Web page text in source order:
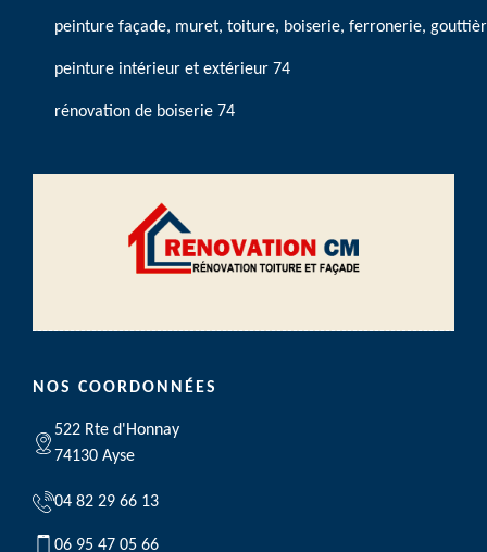
peinture façade, muret, toiture, boiserie, ferronerie,
peinture intérieur et extérieur 74
rénovation de boiserie 74
NOS COORDONNÉES
522 Rte d'Honnay
74130 Ayse
04 82 29 66 13
06 95 47 05 66